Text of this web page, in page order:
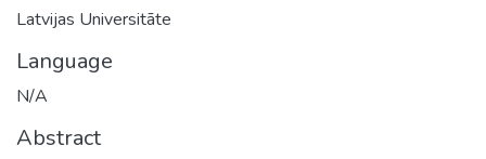
Latvijas Universitāte
Language
N/A
Abstract